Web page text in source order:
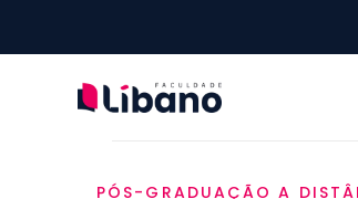
PÓS-GRADUAÇÃO A